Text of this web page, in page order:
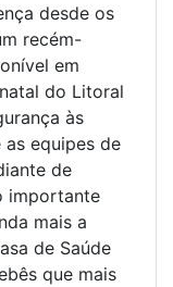
desde os
recém-
em
do Litoral
às
equipes de
de
importante
mais a
de Saúde
que mais